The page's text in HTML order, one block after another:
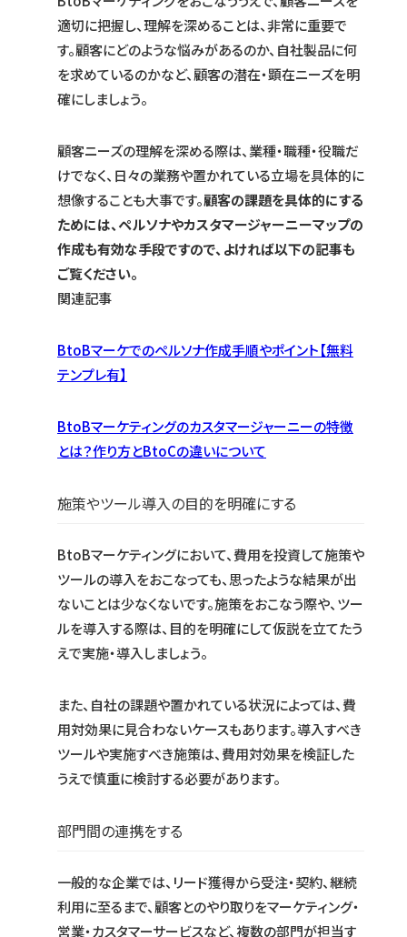
適切に把握し、理解を深めることは、非常に重要で
す。顧客にどのような悩みがあるのか、自社製品に何
を求めているのかなど、顧客の潜在・顕在ニーズを明
確にしましょう。
顧客ニーズの理解を深める際は、業種・職種・役職だ
けでなく、日々の業務や置かれている立場を具体的に
想像することも大事です。顧客の課題を具体的にする
ためには、ペルソナやカスタマージャーニーマップの
作成も有効な手段ですので、よければ以下の記事も
ご覧ください。
関連記事
BtoBマーケでのペルソナ作成手順やポイント【無料
テンプレ有】
BtoBマーケティングのカスタマージャーニーの特徴
とは？作り方とBtoCの違いについて
施策やツール導入の目的を明確にする
BtoBマーケティングにおいて、費用を投資して施策や
ツールの導入をおこなっても、思ったような結果が出
ないことは少なくないです。施策をおこなう際や、ツー
ルを導入する際は、目的を明確にして仮説を立てたう
えで実施・導入しましょう。
また、自社の課題や置かれている状況によっては、費
用対効果に見合わないケースもあります。導入すべき
ツールや実施すべき施策は、費用対効果を検証した
うえで慎重に検討する必要があります。
部門間の連携をする
一般的な企業では、リード獲得から受注・契約、継続
利用に至るまで、顧客とのやり取りをマーケティング・
営業・カスタマーサービスなど、複数の部門が担当す